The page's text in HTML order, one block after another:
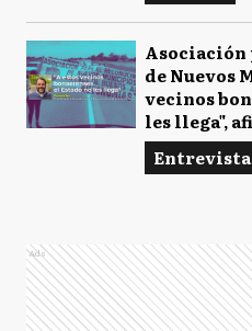
Asociación
de Nuevos
vecinos
les llega",
Ads